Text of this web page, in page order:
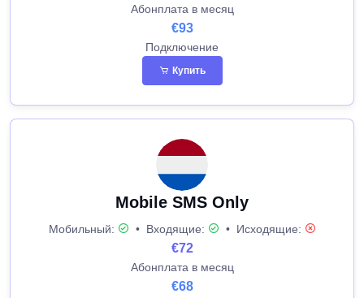
Абонплата в месяц
€93
Подключение
Купить
Mobile SMS Only
Мобильный: • Входящие: • Исходящие:
€72
Абонплата в месяц
€68